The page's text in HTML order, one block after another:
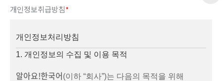
대표자: 장아라
사업자 소재지:
경기도 고양시 일산서구 경의로 790, 102동
201호
개인정보취급방침*
개인정보처리방침
1. 개인정보의 수집 및 이용 목적
알아요!한국어(이하 “회사”)는 다음의 목적을 위해